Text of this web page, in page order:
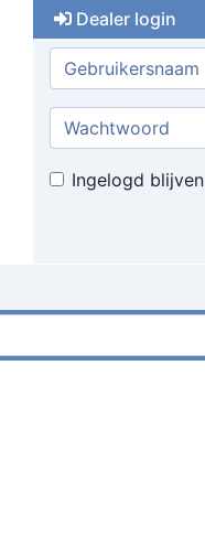
Dealer login
Gebruikersnaam:
Wachtwoord:
Ingelogd blijven